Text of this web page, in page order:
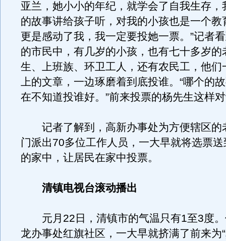
亚兰，她小小的年纪，就学会了自我生存，
的故事讲给孩子听，对我的小孩也是一个教
更是感动了我，我一定要投她一票。”记者
的市民中，有几岁的小孩，也有七十多岁的
生、上班族、环卫工人，还有农民工，他们
上的文章，一边琢磨着到底投谁。“哪个的
在不知道投谁好。”前来投票的杨先生这样
记者了解到，高新办事处为方便辖区的
门派出70多位工作人员，一大早就将选票
的家中，让居民在家中投票。
清镇电视台滚动播出
元月22日，清镇市的气温只有1至3度。
龙办事处红旗社区，一大早就挤满了前来为